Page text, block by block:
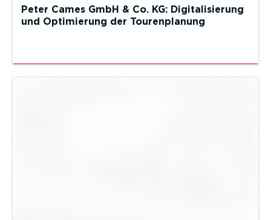
Peter Cames GmbH & Co. KG: Digitalisierung
und Optimierung der Tourenplanung